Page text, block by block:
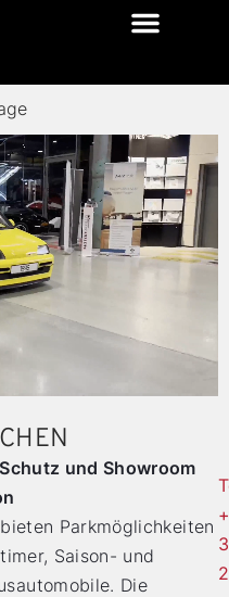
und Showroom
Parkmöglichkeiten
Saison- und
Die